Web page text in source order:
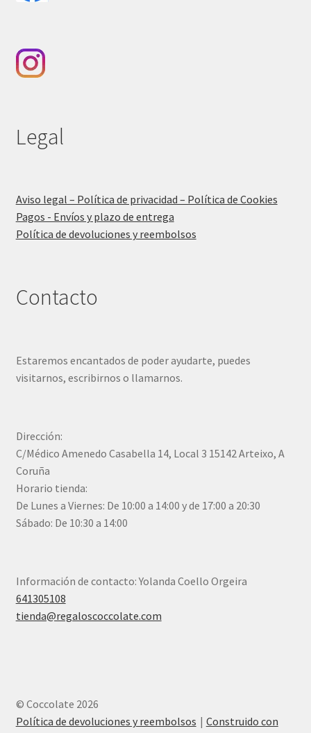
Legal
Aviso legal – Política de privacidad – Política de Cookies
Pagos - Envíos y plazo de entrega
Política de devoluciones y reembolsos
Contacto
Estaremos encantados de poder ayudarte, puedes
visitarnos, escribirnos o llamarnos.
Dirección:
C/Médico Amenedo Casabella 14, Local 3 15142 Arteixo, A
Coruña
Horario tienda:
De Lunes a Viernes: De 10:00 a 14:00 y de 17:00 a 20:30
Sábado: De 10:30 a 14:00
Información de contacto: Yolanda Coello Orgeira
641305108
tienda@regaloscoccolate.com
© Coccolate 2026
Política de devoluciones y reembolsos
Construido con